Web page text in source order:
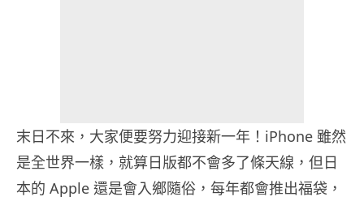
末日不來，大家便要努力迎接新一年！iPhone 雖然
是全世界一樣，就算日版都不會多了條天線，但日
本的 Apple 還是會入鄉隨俗，每年都會推出福袋，